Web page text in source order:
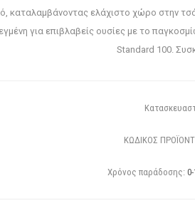
καταλαμβάνοντας ελάχιστο χώρο στην
για επιβλαβείς ουσίες με το
Standard 100.
ΚΩΔΙΚΟΣ
Χρόνος παράδοσης: